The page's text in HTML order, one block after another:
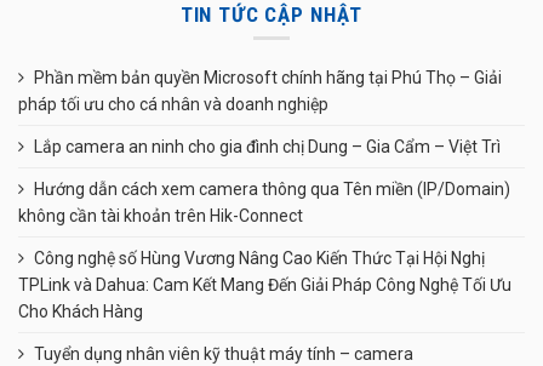
TIN TỨC CẬP NHẬT
Phần mềm bản quyền Microsoft chính hãng tại Phú Thọ – Giải
pháp tối ưu cho cá nhân và doanh nghiệp
Lắp camera an ninh cho gia đình chị Dung – Gia Cẩm – Việt Trì
Hướng dẫn cách xem camera thông qua Tên miền (IP/Domain)
không cần tài khoản trên Hik-Connect
Công nghệ số Hùng Vương Nâng Cao Kiến Thức Tại Hội Nghị
TPLink và Dahua: Cam Kết Mang Đến Giải Pháp Công Nghệ Tối Ưu
Cho Khách Hàng
Tuyển dụng nhân viên kỹ thuật máy tính – camera